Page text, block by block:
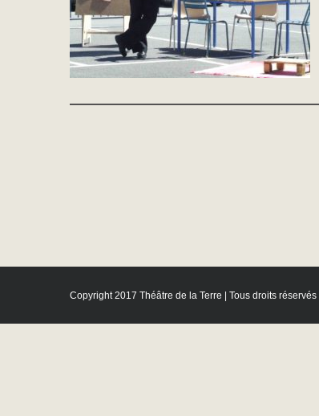
Copyright 2017 Théâtre de la Terre | Tous droits